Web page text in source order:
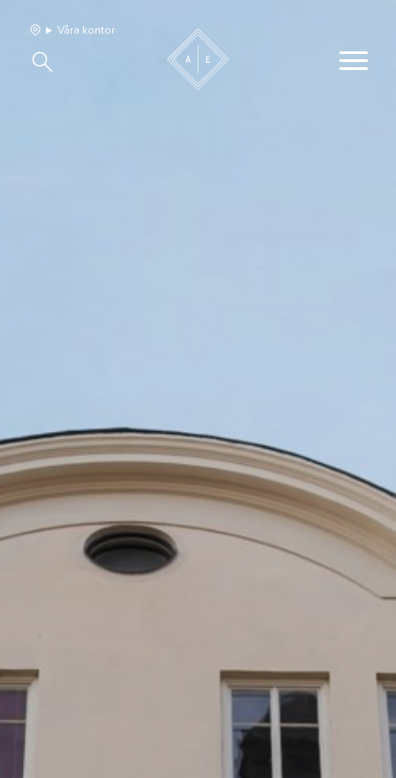
Våra kontor